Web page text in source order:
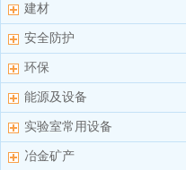
建材
安全防护
环保
能源及设备
实验室常用设备
冶金矿产